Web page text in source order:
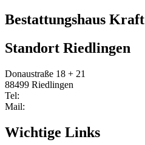
Bestattungshaus Kraft
Standort Riedlingen
Donaustraße 18 + 21
88499 Riedlingen
Tel:
Mail:
Wichtige Links